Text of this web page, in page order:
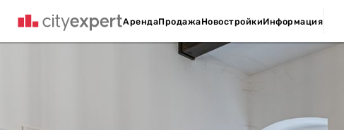
АрендаПродажаНовостройкиИнформация